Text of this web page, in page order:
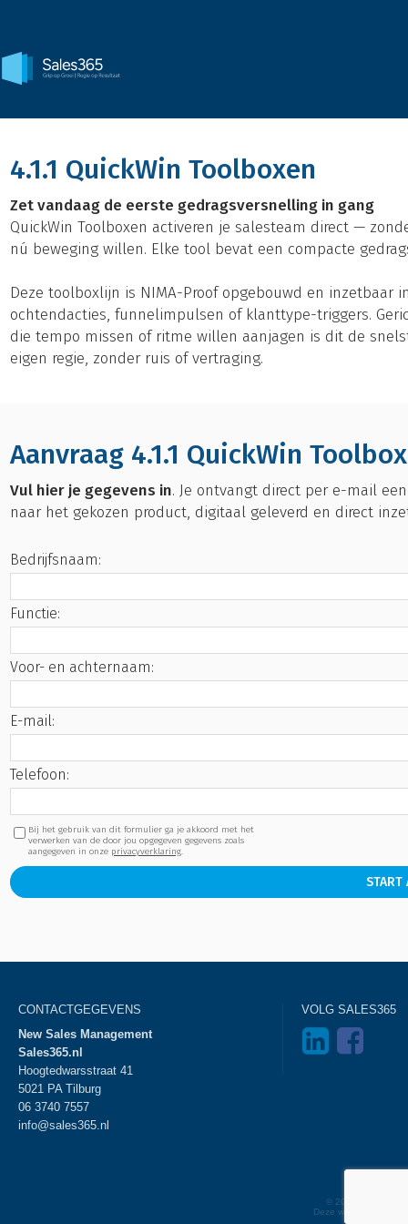
4.1.1 QuickWin Toolboxen
Zet vandaag de eerste gedragsversnelling in gang
QuickWin Toolboxen activeren je salesteam direct —
nú beweging willen. Elke tool bevat een compacte
Deze toolboxlijn is NIMA-Proof opgebouwd en inzetbaar
ochtendacties, funnelimpulsen of klanttype-triggers.
die tempo missen of ritme willen aanjagen is dit de
eigen regie, zonder ruis of vertraging.
Aanvraag 4.1.1 QuickWin
Vul hier je gegevens in. Je ontvangt direct per e-mail
naar het gekozen product, digitaal geleverd en direct
Bedrijfsnaam:
Functie:
Voor- en achternaam:
E-mail:
Telefoon:
Bij het gebruik van dit formulier ga je akkoord met het
verwerken van de door jou opgegeven gegevens zoals
aangegeven in onze privacyverklaring.
START
CONTACTGEGEVENS
New Sales Management
Sales365.nl
Hoogtedwarsstraat 41
5021 PA Tilburg
06 3740 7557
info@sales365.nl
VOLG SALES365
© 2026 Sales365
Deze website is